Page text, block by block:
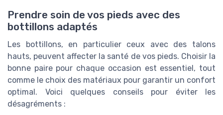
Prendre soin de vos pieds avec des
bottillons adaptés
Les bottillons, en particulier ceux avec des talons
hauts, peuvent affecter la santé de vos pieds. Choisir la
bonne paire pour chaque occasion est essentiel, tout
comme le choix des matériaux pour garantir un confort
optimal. Voici quelques conseils pour éviter les
désagréments :